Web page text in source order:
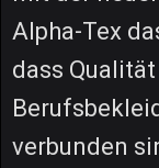
Alpha-Tex
dass
verbunden